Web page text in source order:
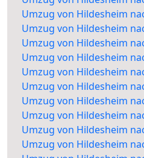
Umzug von Hildesheim
Umzug von Hildesheim
Umzug von Hildesheim
Umzug von Hildesheim
Umzug von Hildesheim
Umzug von Hildesheim
Umzug von Hildesheim
Umzug von Hildesheim
Umzug von Hildesheim
Umzug von Hildesheim